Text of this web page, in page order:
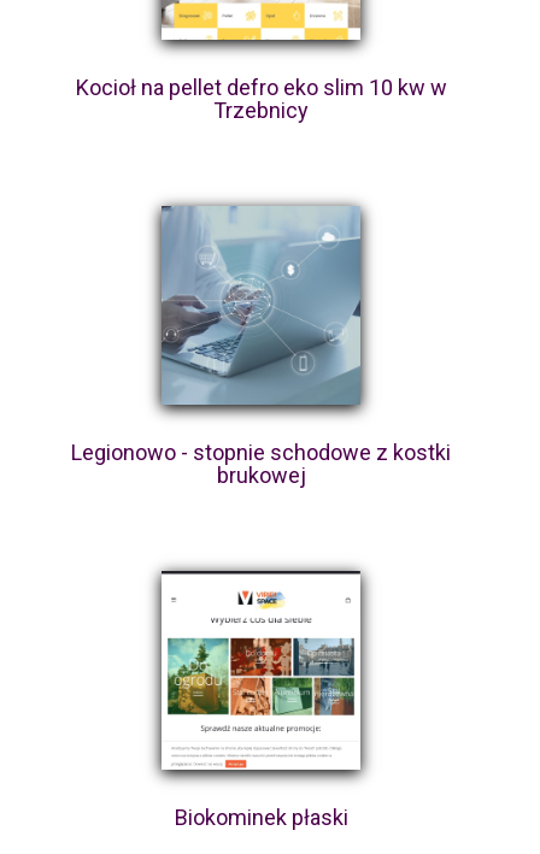
Kocioł na pellet defro eko slim 10 kw w
Trzebnicy
Legionowo - stopnie schodowe z kostki
brukowej
Biokominek płaski